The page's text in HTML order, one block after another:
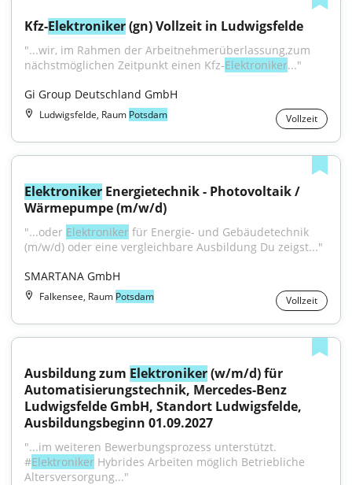
Kfz-Elektroniker (gn) Vollzeit in Ludwigsfelde
"...wir, im Rahmen der Arbeitnehmerüberlassung,zum
nächstmöglichen Zeitpunkt einen Kfz-Elektroniker..."
Gi Group Deutschland GmbH
Ludwigsfelde, Raum Potsdam Vollzeit
Elektroniker Energietechnik - Photovoltaik /
Wärmepumpe (m/w/d)
"...oder Elektroniker für Energie- und Gebäudetechnik
(m/w/d) oder eine vergleichbare Ausbildung Du zeigst..."
SMARTANA GmbH
Falkensee, Raum Potsdam Vollzeit
Ausbildung zum Elektroniker (w/m/d) für
Automatisierungstechnik, Mercedes-Benz
Ludwigsfelde GmbH, Standort Ludwigsfelde,
Ausbildungsbeginn 01.09.2027
"...im weiteren Bewerbungsprozess unterstützt.
#Elektroniker Hybrides Arbeiten möglich Betrieb­liche
Alters­ver­sorgung..."